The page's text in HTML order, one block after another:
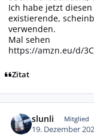
Ich habe jetzt
existierende,
verwenden.
Mal sehen
https://amzn.eu/d/
Zitat
slunli Mitglied
19. Dezember